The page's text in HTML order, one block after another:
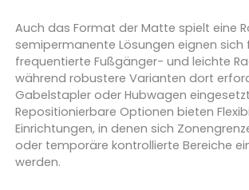
Auch das Format der Matte spielt eine
semipermanente Lösungen eignen sich
frequentierte Fußgänger- und leichte
während robustere Varianten dort
Gabelstapler oder Hubwagen
Repositionierbare Optionen bieten
Einrichtungen, in denen sich
oder temporäre kontrollierte Bereiche
werden.